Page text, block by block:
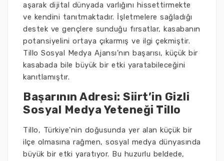
aşarak dijital dünyada varlığını hissettirmekte
ve kendini tanıtmaktadır. İşletmelere sağladığı
destek ve gençlere sunduğu fırsatlar, kasabanın
potansiyelini ortaya çıkarmış ve ilgi çekmiştir.
Tillo Sosyal Medya Ajansı'nın başarısı, küçük bir
kasabada bile büyük bir etki yaratabileceğini
kanıtlamıştır.
Başarının Adresi: Siirt’in Gizli
Sosyal Medya Yeteneği Tillo
Tillo, Türkiye'nin doğusunda yer alan küçük bir
ilçe olmasına rağmen, sosyal medya dünyasında
büyük bir etki yaratıyor. Bu huzurlu beldede,